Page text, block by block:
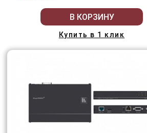
В КОРЗИНУ
Купить в 1 клик